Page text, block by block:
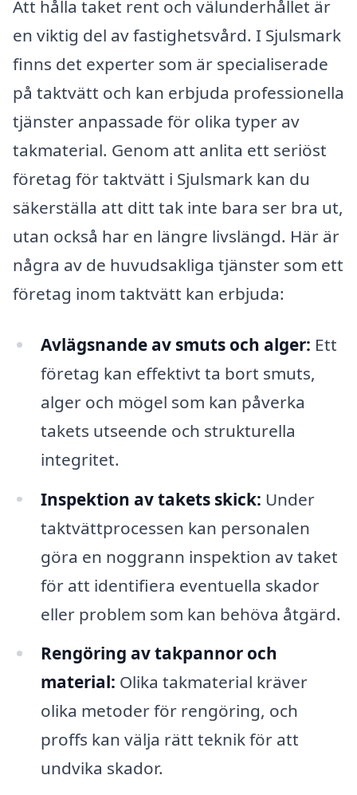
Att hålla taket rent och välunderhållet är
en viktig del av fastighetsvård. I Sjulsmark
finns det experter som är specialiserade
på taktvätt och kan erbjuda professionella
tjänster anpassade för olika typer av
takmaterial. Genom att anlita ett seriöst
företag för taktvätt i Sjulsmark kan du
säkerställa att ditt tak inte bara ser bra ut,
utan också har en längre livslängd. Här är
några av de huvudsakliga tjänster som ett
företag inom taktvätt kan erbjuda:
Avlägsnande av smuts och alger: Ett
företag kan effektivt ta bort smuts,
alger och mögel som kan påverka
takets utseende och strukturella
integritet.
Inspektion av takets skick: Under
taktvättprocessen kan personalen
göra en noggrann inspektion av taket
för att identifiera eventuella skador
eller problem som kan behöva åtgärd.
Rengöring av takpannor och
material: Olika takmaterial kräver
olika metoder för rengöring, och
proffs kan välja rätt teknik för att
undvika skador.